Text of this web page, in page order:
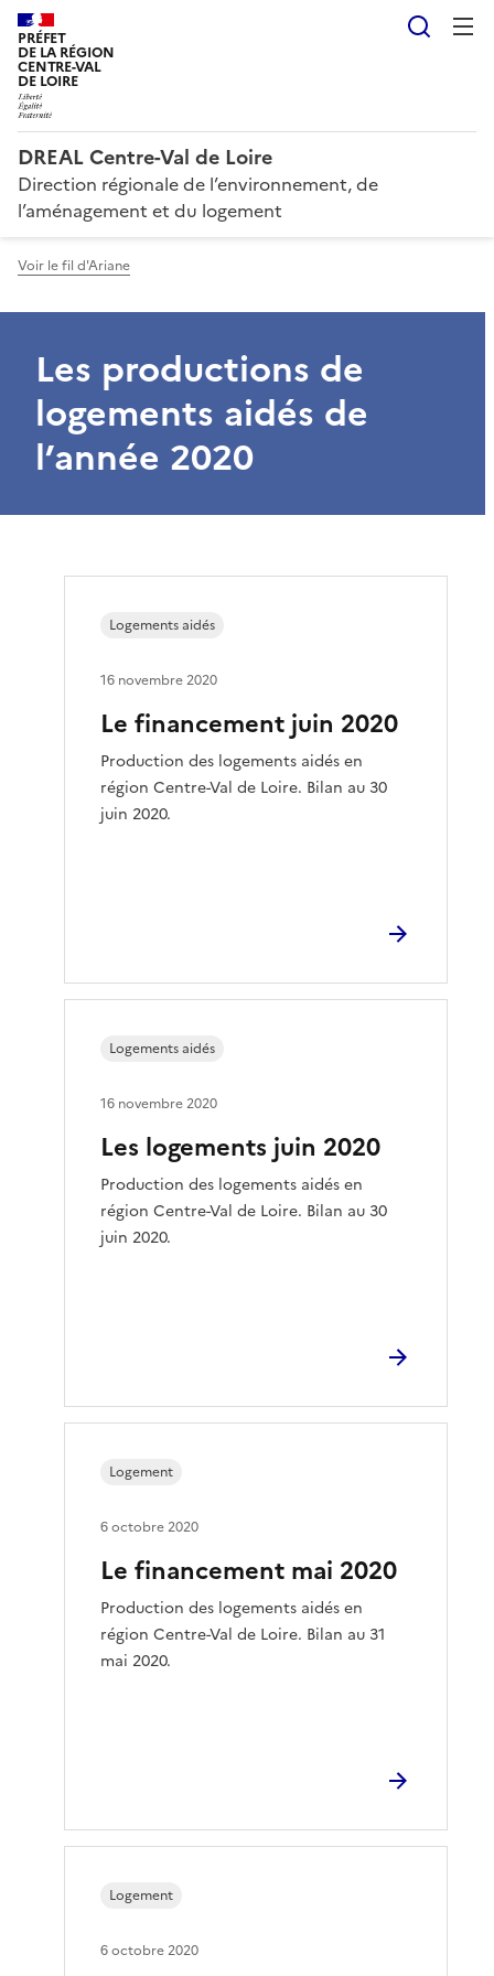
PRÉFET
DE LA RÉGION
CENTRE-VAL
DE LOIRE
DREAL Centre-Val de Loire
Direction régionale de l’environnement, de
l’aménagement et du logement
Voir le fil d'Ariane
Les productions de
logements aidés de
l’année 2020
Le financement juin 2020
Production des logements aidés en
région Centre-Val de Loire. Bilan au 30
juin 2020.
Logements aidés
16 novembre 2020
Les logements juin 2020
Production des logements aidés en
région Centre-Val de Loire. Bilan au 30
juin 2020.
Logements aidés
16 novembre 2020
Le financement mai 2020
Production des logements aidés en
région Centre-Val de Loire. Bilan au 31
mai 2020.
Logement
6 octobre 2020
Logement
6 octobre 2020